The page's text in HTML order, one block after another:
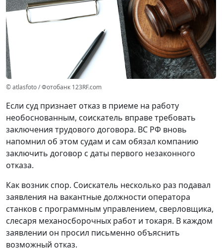
© atlasfoto / Фотобанк 123RF.com
Если суд признает отказ в приеме на работу
необоснованным, соискатель вправе требовать
заключения трудового договора. ВС РФ вновь
напомнил об этом судам и сам обязал компанию
заключить договор с даты первого незаконного
отказа.
Как возник спор. Соискатель несколько раз подавал
заявления на вакантные должности оператора
станков с программным управлением, сверловщика,
слесаря механосборочных работ и токаря. В каждом
заявлении он просил письменно объяснить
возможный отказ.